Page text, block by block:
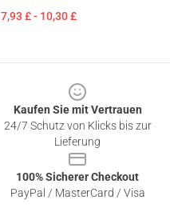
7,93 £ - 10,30 £
Kaufen Sie mit Vertrauen
24/7 Schutz von Klicks bis zur
Lieferung
100% Sicherer Checkout
PayPal / MasterCard / Visa